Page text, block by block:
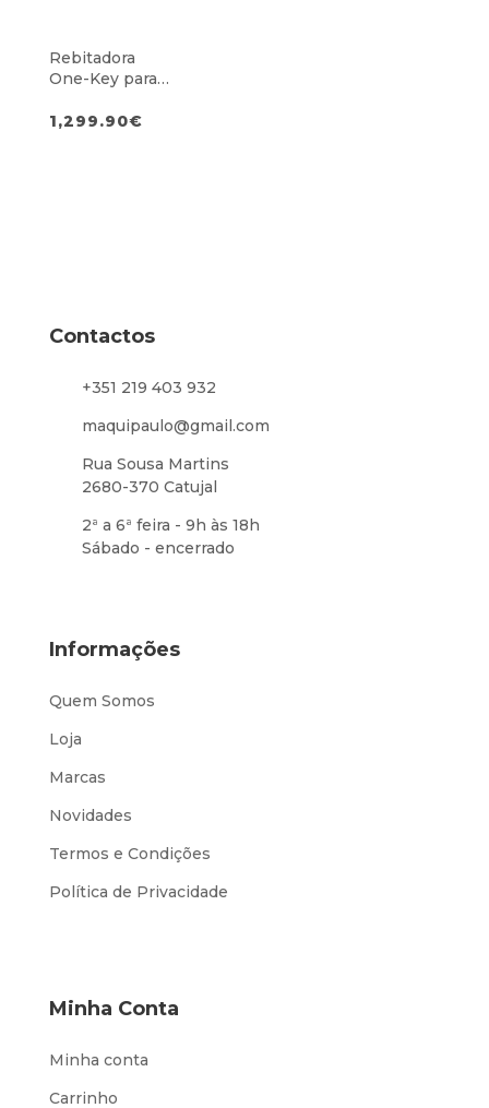
Rebitadora
One-Key para
Colarinho M18
1,299.90€
Contactos
+351 219 403 932
maquipaulo@gmail.com
Rua Sousa Martins
2680-370 Catujal
2ª a 6ª feira - 9h às 18h
Sábado - encerrado
Informações
Quem Somos
Loja
Marcas
Novidades
Termos e Condições
Política de Privacidade
Minha Conta
Minha conta
Carrinho